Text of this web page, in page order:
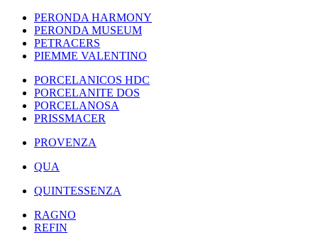
PERONDA HARMONY
PERONDA MUSEUM
PETRACERS
PIEMME VALENTINO
PORCELANICOS HDC
PORCELANITE DOS
PORCELANOSA
PRISSMACER
PROVENZA
QUA
QUINTESSENZA
RAGNO
REFIN